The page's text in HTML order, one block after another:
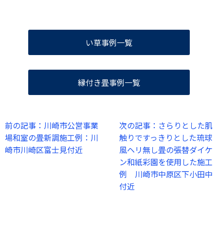
い草事例一覧
縁付き畳事例一覧
前の記事：川崎市公営事業
場和室の畳新調施工例：川
崎市川崎区富士見付近
次の記事：さらりとした肌
触りですっきりとした琉球
風ヘリ無し畳の張替ダイケ
ン和紙彩園を使用した施工
例 川崎市中原区下小田中
付近